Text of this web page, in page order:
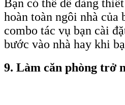
Bạn có thể dễ dàng
hoàn toàn ngôi nhà của
combo tác vụ bạn cài
bước vào nhà hay khi
9. Làm căn phòng trở